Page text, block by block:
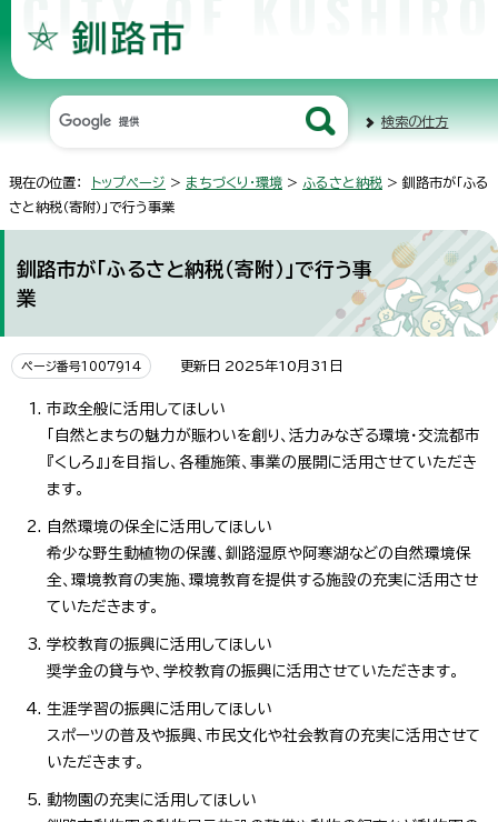
検索の仕方
現在の位置： トップページ > まちづくり・環境 > ふるさと納税 > 釧路市が「ふる
さと納税（寄附）」で行う事業
釧路市が「ふるさと納税（寄附）」で行う事
業
ページ番号1007914 更新日 2025年10月31日
市政全般に活用してほしい
「自然とまちの魅力が賑わいを創り、活力みなぎる環境・交流都市
『くしろ』」を目指し、各種施策、事業の展開に活用させていただき
ます。
自然環境の保全に活用してほしい
希少な野生動植物の保護、釧路湿原や阿寒湖などの自然環境保
全、環境教育の実施、環境教育を提供する施設の充実に活用させ
ていただきます。
学校教育の振興に活用してほしい
奨学金の貸与や、学校教育の振興に活用させていただきます。
生涯学習の振興に活用してほしい
スポーツの普及や振興、市民文化や社会教育の充実に活用させて
いただきます。
動物園の充実に活用してほしい